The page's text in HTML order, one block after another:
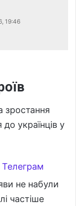
19:46
зростання
українців у
не набули
частіше